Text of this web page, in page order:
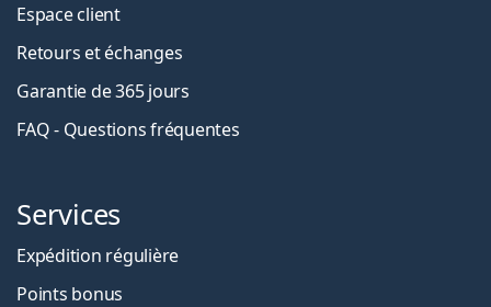
Espace client
Retours et échanges
Garantie de 365 jours
FAQ - Questions fréquentes
Services
Expédition régulière
Points bonus